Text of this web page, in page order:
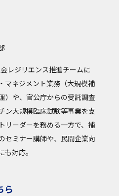
レジリエンス推進チームに
マネジメント業務（大規模補
）や、官公庁からの受託調査
ン大規模臨床試験等事業を支
リーダーを務める一方で、補
セミナー講師や、民間企業向
対応。
ら